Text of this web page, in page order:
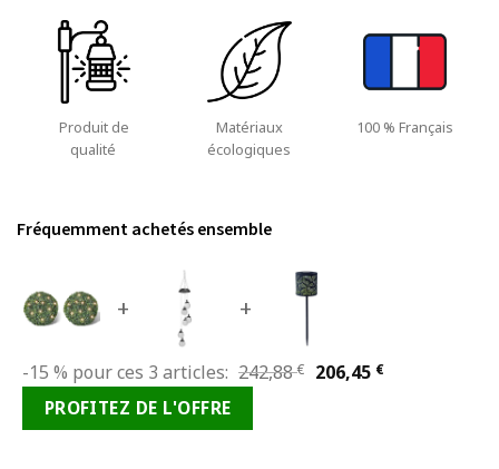
Produit de
qualité
Matériaux
écologiques
100 % Français
Fréquemment achetés ensemble
+ +
-15 % pour ces 3 articles: 242,88€
Le
206,45 €Le
PROFITEZ DE L'OFFRE